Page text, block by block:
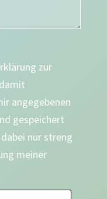
zur
angegebenen
gespeichert
nur streng
meiner